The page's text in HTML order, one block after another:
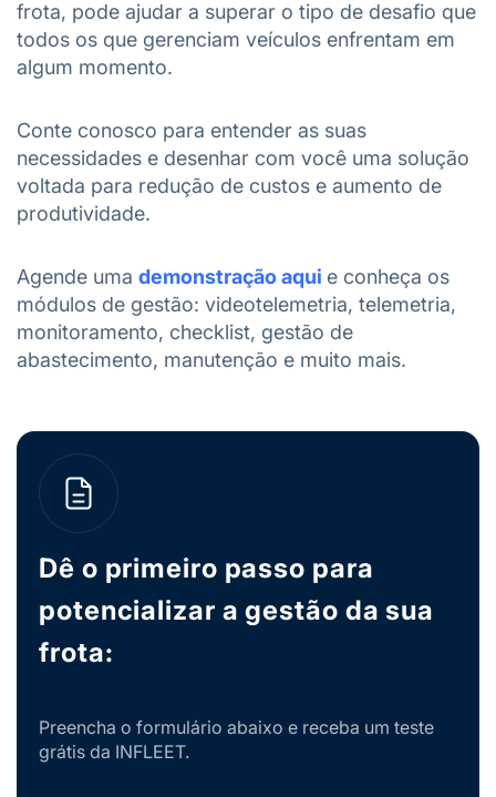
frota, pode ajudar a superar o tipo de desafio que
todos os que gerenciam veículos enfrentam em
algum momento.
Conte conosco para entender as suas
necessidades e desenhar com você uma solução
voltada para redução de custos e aumento de
produtividade.
Agende uma demonstraçãoaqui e conheça os
módulos de gestão: videotelemetria, telemetria,
monitoramento, checklist, gestão de
abastecimento, manutenção e muito mais.
Dê o primeiro passo para
potencializar a gestão da sua
frota:
Preencha o formulário abaixo e receba um teste
grátis da INFLEET.